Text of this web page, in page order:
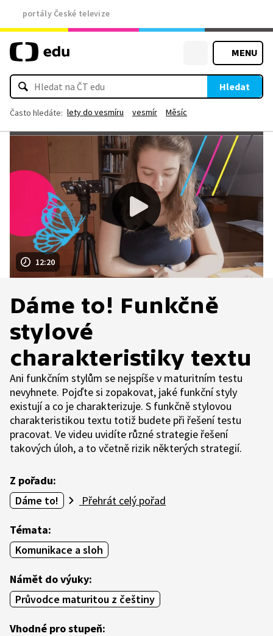
portály České televize
MENU
Hledat
Často hledáte: lety do vesmíru vesmír Měsíc
12:20
Dáme to! Funkčně
stylové
charakteristiky textu
Ani funkčním stylům se nejspíše v maturitním testu
nevyhnete. Pojďte si zopakovat, jaké funkční styly
existují a co je charakterizuje. S funkčně stylovou
charakteristikou textu totiž budete při řešení testu
pracovat. Ve videu uvidíte různé strategie řešení
takových úloh, a to včetně rizik některých strategií.
Z pořadu:
Dáme to!
Přehrát celý pořad
Témata:
Komunikace a sloh
Námět do výuky:
Průvodce maturitou z češtiny
Vhodné pro stupeň: